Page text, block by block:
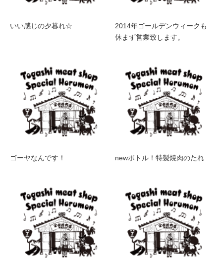
いい感じの夕暮れ☆
2014年ゴールデンウィークも
休まず営業致します。
ゴーヤなんです！ newボトル！特製焼肉のたれ